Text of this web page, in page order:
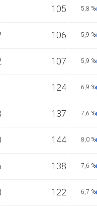
105 5,8 %
106 5,9 %
107 5,9 %
124 6,9 %
137 7,6 %
144 8,0 %
138 7,6 %
122 6,7 %